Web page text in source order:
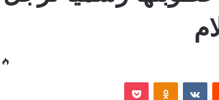
Odnoklassniki
‫Pocket